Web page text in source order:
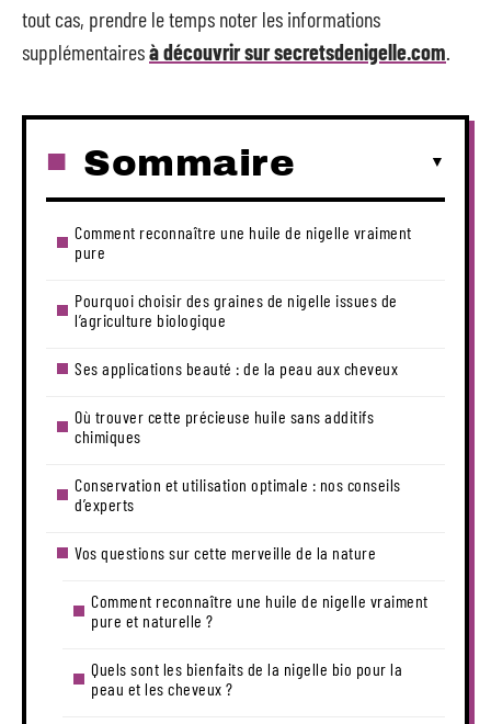
tout cas, prendre le temps noter les informations
supplémentairesà découvrir sur secretsdenigelle.com.
Sommaire
Comment reconnaître une huile de nigelle vraiment
pure
Pourquoi choisir des graines de nigelle issues de
l’agriculture biologique
Ses applications beauté : de la peau aux cheveux
Où trouver cette précieuse huile sans additifs
chimiques
Conservation et utilisation optimale : nos conseils
d’experts
Vos questions sur cette merveille de la nature
Comment reconnaître une huile de nigelle vraiment
pure et naturelle ?
Quels sont les bienfaits de la nigelle bio pour la
peau et les cheveux ?